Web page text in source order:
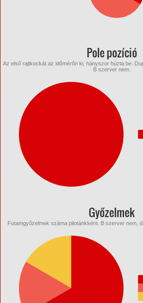
Pole pozíció
Az első rajtkockát az időmérőn ki, hányszor húzta be.
B szerver nem.
Győzelmek
Futamgyőzelmek száma pilotánkként. B szerver nem,